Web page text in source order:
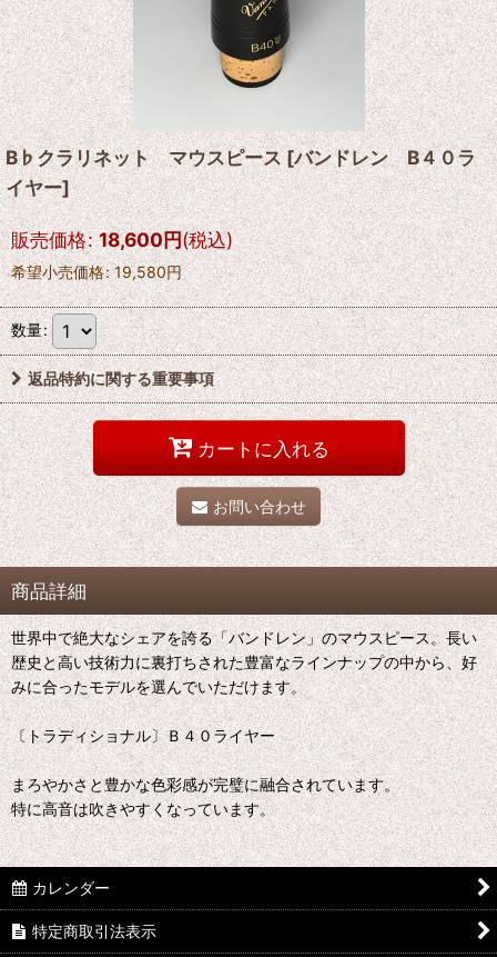
B♭クラリネット マウスピース[バンドレン B４０ラ
イヤー]
販売価格: 18,600円(税込)
希望小売価格: 19,580円
数量:
返品特約に関する重要事項
カートに入れる
お問い合わせ
商品詳細
世界中で絶大なシェアを誇る「バンドレン」のマウスピース。長い
歴史と高い技術力に裏打ちされた豊富なラインナップの中から、好
みに合ったモデルを選んでいただけます。
〔トラディショナル〕Ｂ４０ライヤー
まろやかさと豊かな色彩感が完璧に融合されています。
特に高音は吹きやすくなっています。
カレンダー
特定商取引法表示